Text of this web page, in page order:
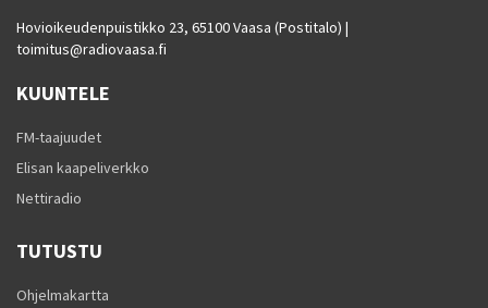
Hovioikeudenpuistikko 23, 65100 Vaasa (Postitalo) |
toimitus@radiovaasa.fi
KUUNTELE
FM-taajuudet
Elisan kaapeliverkko
Nettiradio
TUTUSTU
Ohjelmakartta